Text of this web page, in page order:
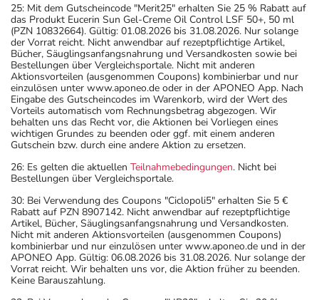
25: Mit dem Gutscheincode "Merit25" erhalten Sie 25 % Rabatt auf
das Produkt Eucerin Sun Gel-Creme Oil Control LSF 50+, 50 ml
(PZN 10832664). Gültig: 01.08.2026 bis 31.08.2026. Nur solange
der Vorrat reicht. Nicht anwendbar auf rezeptpflichtige Artikel,
Bücher, Säuglingsanfangsnahrung und Versandkosten sowie bei
Bestellungen über Vergleichsportale. Nicht mit anderen
Aktionsvorteilen (ausgenommen Coupons) kombinierbar und nur
einzulösen unter www.aponeo.de oder in der APONEO App. Nach
Eingabe des Gutscheincodes im Warenkorb, wird der Wert des
Vorteils automatisch vom Rechnungsbetrag abgezogen. Wir
behalten uns das Recht vor, die Aktionen bei Vorliegen eines
wichtigen Grundes zu beenden oder ggf. mit einem anderen
Gutschein bzw. durch eine andere Aktion zu ersetzen.
26: Es gelten die aktuellen Teilnahmebedingungen. Nicht bei
Bestellungen über Vergleichsportale.
30: Bei Verwendung des Coupons "Ciclopoli5" erhalten Sie 5 €
Rabatt auf PZN 8907142. Nicht anwendbar auf rezeptpflichtige
Artikel, Bücher, Säuglingsanfangsnahrung und Versandkosten.
Nicht mit anderen Aktionsvorteilen (ausgenommen Coupons)
kombinierbar und nur einzulösen unter www.aponeo.de und in der
APONEO App. Gültig: 06.08.2026 bis 31.08.2026. Nur solange der
Vorrat reicht. Wir behalten uns vor, die Aktion früher zu beenden.
Keine Barauszahlung.